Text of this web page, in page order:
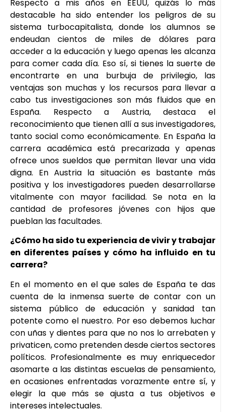
Respecto a mis años en EEUU, quizás lo más
destacable ha sido entender los peligros de su
sistema turbocapitalista, donde los alumnos se
endeudan cientos de miles de dólares para
acceder a la educación y luego apenas les alcanza
para comer cada día. Eso sí, si tienes la suerte de
encontrarte en una burbuja de privilegio, las
ventajas son muchas y los recursos para llevar a
cabo tus investigaciones son más fluidos que en
España. Respecto a Austria, destaca el
reconocimiento que tienen allí a sus investigadores,
tanto social como económicamente. En España la
carrera académica está precarizada y apenas
ofrece unos sueldos que permitan llevar una vida
digna. En Austria la situación es bastante más
positiva y los investigadores pueden desarrollarse
vitalmente con mayor facilidad. Se nota en la
cantidad de profesores jóvenes con hijos que
pueblan las facultades.
¿Cómo ha sido tu experiencia de vivir y trabajar
en diferentes países y cómo ha influido en tu
carrera?
En el momento en el que sales de España te das
cuenta de la inmensa suerte de contar con un
sistema público de educación y sanidad tan
potente como el nuestro. Por eso debemos luchar
con uñas y dientes para que no nos lo arrebaten y
privaticen, como pretenden desde ciertos sectores
políticos. Profesionalmente es muy enriquecedor
asomarte a las distintas escuelas de pensamiento,
en ocasiones enfrentadas vorazmente entre sí, y
elegir la que más se ajusta a tus objetivos e
intereses intelectuales.